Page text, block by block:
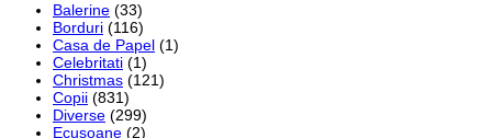
Balerine (33)
Borduri (116)
Casa de Papel (1)
Celebritati (1)
Christmas (121)
Copii (831)
Diverse (299)
Ecusoane (2)